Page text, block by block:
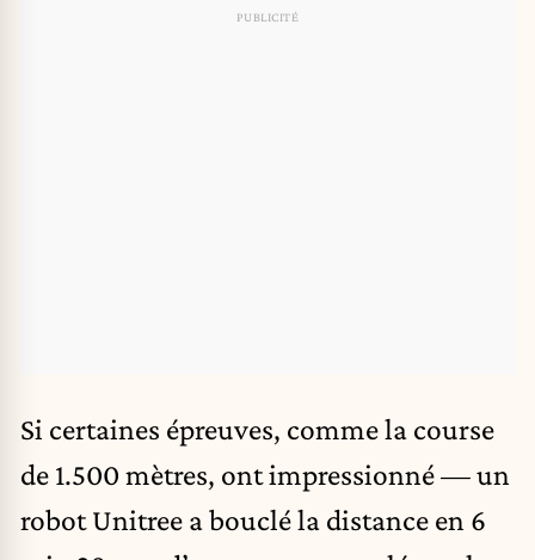
Si certaines épreuves, comme la course
de 1.500 mètres, ont impressionné — un
robot Unitree a bouclé la distance en 6